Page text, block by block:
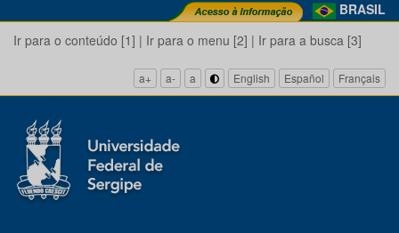
BRASIL
Ir para o conteúdo [1] | Ir para o menu [2] | Ir para a busca [3]
a+ a- a English Español Français